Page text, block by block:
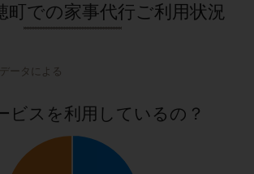
町での家事代行ご利用状況
ータによる
ビスを利用しているの？